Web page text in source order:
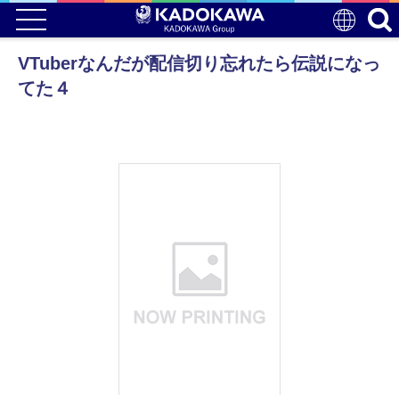
VTuberなんだが配信切り忘れたら伝説になっ
てた４